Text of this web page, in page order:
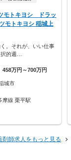
モトキヨシ ドラッ
モトキヨシ 稲城上
。それが、いい仕事
択的週…
458万円～700万円
城市
摩線 栗平駅
師求人をもっと見る